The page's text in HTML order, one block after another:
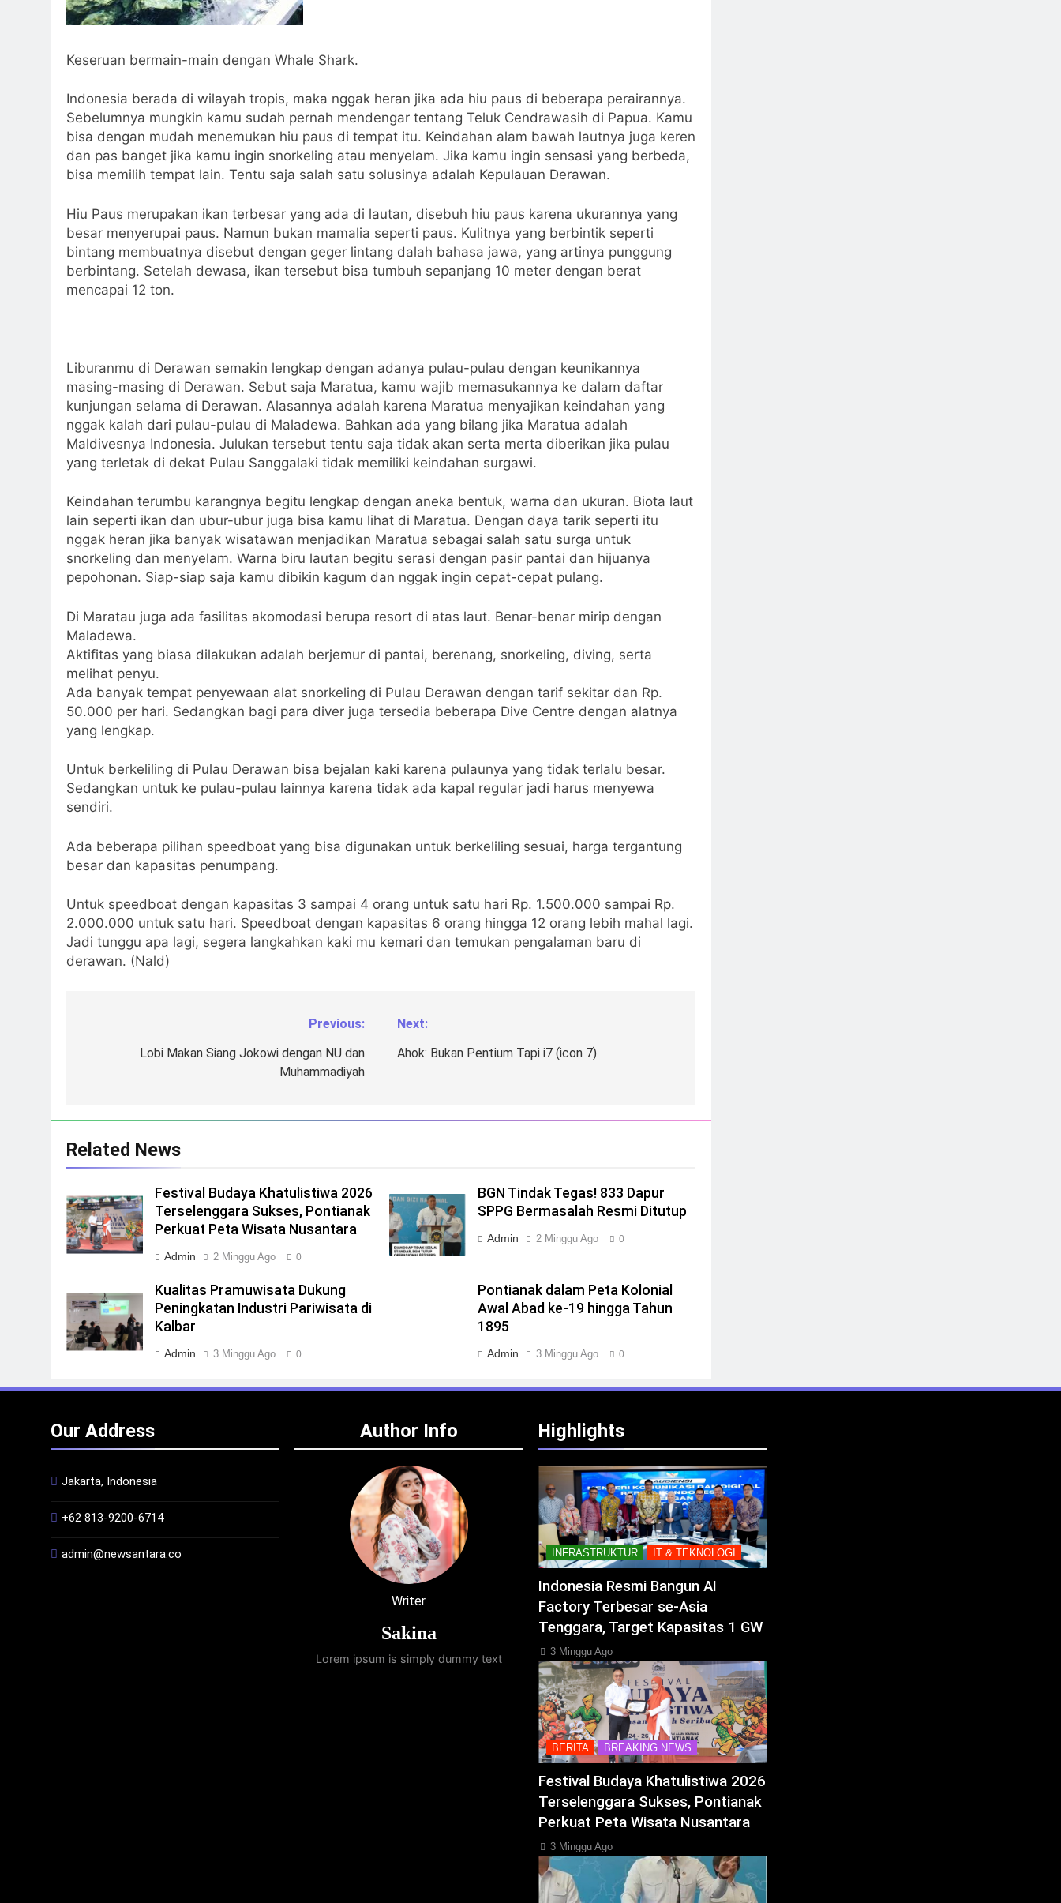
Keseruan bermain-main dengan Whale Shark.
Indonesia berada di wilayah tropis, maka nggak heran jika ada hiu paus di beberapa perairannya.
Sebelumnya mungkin kamu sudah pernah mendengar tentang Teluk Cendrawasih di Papua. Kamu
bisa dengan mudah menemukan hiu paus di tempat itu. Keindahan alam bawah lautnya juga keren
dan pas banget jika kamu ingin snorkeling atau menyelam. Jika kamu ingin sensasi yang berbeda,
bisa memilih tempat lain. Tentu saja salah satu solusinya adalah Kepulauan Derawan.
Hiu Paus merupakan ikan terbesar yang ada di lautan, disebuh hiu paus karena ukurannya yang
besar menyerupai paus. Namun bukan mamalia seperti paus. Kulitnya yang berbintik seperti
bintang membuatnya disebut dengan geger lintang dalah bahasa jawa, yang artinya punggung
berbintang. Setelah dewasa, ikan tersebut bisa tumbuh sepanjang 10 meter dengan berat
mencapai 12 ton.
Liburanmu di Derawan semakin lengkap dengan adanya pulau-pulau dengan keunikannya
masing-masing di Derawan. Sebut saja Maratua, kamu wajib memasukannya ke dalam daftar
kunjungan selama di Derawan. Alasannya adalah karena Maratua menyajikan keindahan yang
nggak kalah dari pulau-pulau di Maladewa. Bahkan ada yang bilang jika Maratua adalah
Maldivesnya Indonesia. Julukan tersebut tentu saja tidak akan serta merta diberikan jika pulau
yang terletak di dekat Pulau Sanggalaki tidak memiliki keindahan surgawi.
Keindahan terumbu karangnya begitu lengkap dengan aneka bentuk, warna dan ukuran. Biota laut
lain seperti ikan dan ubur-ubur juga bisa kamu lihat di Maratua. Dengan daya tarik seperti itu
nggak heran jika banyak wisatawan menjadikan Maratua sebagai salah satu surga untuk
snorkeling dan menyelam. Warna biru lautan begitu serasi dengan pasir pantai dan hijuanya
pepohonan. Siap-siap saja kamu dibikin kagum dan nggak ingin cepat-cepat pulang.
Di Maratau juga ada fasilitas akomodasi berupa resort di atas laut. Benar-benar mirip dengan
Maladewa.
Aktifitas yang biasa dilakukan adalah berjemur di pantai, berenang, snorkeling, diving, serta
melihat penyu.
Ada banyak tempat penyewaan alat snorkeling di Pulau Derawan dengan tarif sekitar dan Rp.
50.000 per hari. Sedangkan bagi para diver juga tersedia beberapa Dive Centre dengan alatnya
yang lengkap.
Untuk berkeliling di Pulau Derawan bisa bejalan kaki karena pulaunya yang tidak terlalu besar.
Sedangkan untuk ke pulau-pulau lainnya karena tidak ada kapal regular jadi harus menyewa
sendiri.
Ada beberapa pilihan speedboat yang bisa digunakan untuk berkeliling sesuai, harga tergantung
besar dan kapasitas penumpang.
Untuk speedboat dengan kapasitas 3 sampai 4 orang untuk satu hari Rp. 1.500.000 sampai Rp.
2.000.000 untuk satu hari. Speedboat dengan kapasitas 6 orang hingga 12 orang lebih mahal lagi.
Jadi tunggu apa lagi, segera langkahkan kaki mu kemari dan temukan pengalaman baru di
derawan. (Nald)
Previous:
Lobi Makan Siang Jokowi dengan NU dan
Muhammadiyah
Next:
Ahok: Bukan Pentium Tapi i7 (icon 7)
Related News
Festival Budaya Khatulistiwa 2026
Terselenggara Sukses, Pontianak
Perkuat Peta Wisata Nusantara
Admin 2 Minggu Ago 0
BGN Tindak Tegas! 833 Dapur
SPPG Bermasalah Resmi Ditutup
Admin 2 Minggu Ago 0
Kualitas Pramuwisata Dukung
Peningkatan Industri Pariwisata di
Kalbar
Admin 3 Minggu Ago 0
Pontianak dalam Peta Kolonial
Awal Abad ke-19 hingga Tahun
1895
Admin 3 Minggu Ago 0
Our Address
Jakarta, Indonesia
+62 813-9200-6714
admin@newsantara.co
Author Info
Writer
Sakina
Lorem ipsum is simply dummy text
Highlights
INFRASTRUKTUR IT & TEKNOLOGI
Indonesia Resmi Bangun AI
Factory Terbesar se-Asia
Tenggara, Target Kapasitas 1 GW
3 Minggu Ago
BERITA BREAKING NEWS
Festival Budaya Khatulistiwa 2026
Terselenggara Sukses, Pontianak
Perkuat Peta Wisata Nusantara
3 Minggu Ago